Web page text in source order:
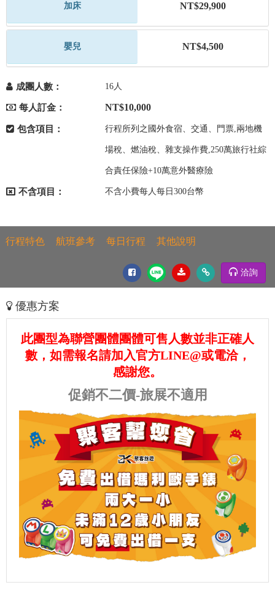
加床 NT$29,900
嬰兒 NT$4,500
成團人數： 16人
每人訂金： NT$10,000
包含項目： 行程所列之國外食宿、交通、門票,兩地機
場稅、燃油稅、雜支操作費,250萬旅行社綜
合責任保險+10萬意外醫療險
不含項目： 不含小費每人每日300台幣
行程特色 航班參考 每日行程 其他說明
洽詢
優惠方案
此團型為聯營團體團體可售人數並非正確人
數，如需報名請加入官方LINE@或電洽，
感謝您。
促銷不二價-旅展不適用